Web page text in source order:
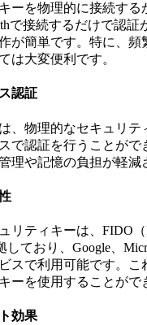
ーを物理的に接続する
で接続するだけで認
が簡単です。特に、頻
は大変便利です。
認証
、物理的なセキュリテ
で認証を行うことがで
理や記憶の負担が軽減
リティキーは、FIDO（
しており、Google、
スで利用可能です。こ
ーを使用することがで
効果